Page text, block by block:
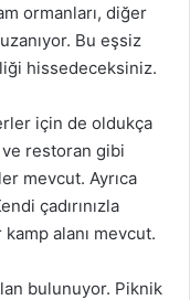
ormanları, diğer
Bu eşsiz
hissedeceksiniz.
için de oldukça
restoran gibi
mevcut. Ayrıca
çadırınızla
alanı mevcut.
bulunuyor. Piknik